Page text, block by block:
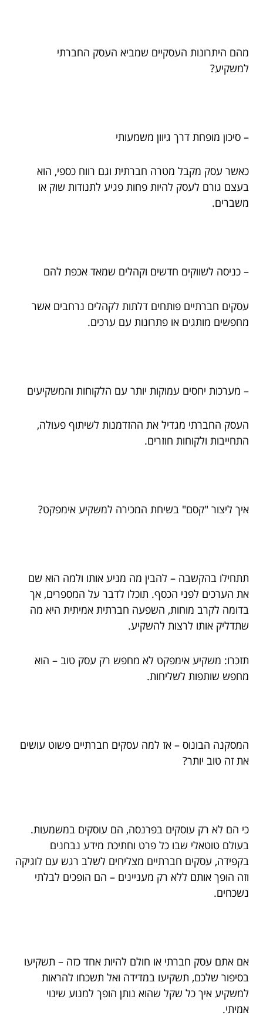
מהם היתרונות העסקיים שמביא העסק החברתי
למשקיע?
– סיכון מופחת דרך גיוון משמעותי
כאשר עסק מקבל מטרה חברתית וגם רווח כספי, הוא
בעצם גורם לעסק להיות פחות פגיע לתנודות שוק או
משברים.
– כניסה לשווקים חדשים וקהלים שמאד אכפת להם
עסקים חברתיים פותחים דלתות לקהלים נרחבים אשר
מחפשים מותגים או פתרונות עם ערכים.
– מערכות יחסים עמוקות יותר עם הלקוחות והמשקיעים
העסק החברתי מגדיל את ההזדמנות לשיתוף פעולה,
התחייבות ולקוחות חוזרים.
איך ליצור "קסם" בשיחת המכירה למשקיע אימפקט?
תתחילו בהקשבה – להבין מה מניע אותו ולמה הוא שם
את הערכים לפני הכסף. תוכלו לדבר על המספרים, אך
בדומה לקרב מוחות, השפעה חברתית אמיתית היא מה
שתדליק אותו לרצות להשקיע.
תזכרו: משקיע אימפקט לא מחפש רק עסק טוב – הוא
מחפש שותפות לשליחות.
המסקנה הבונוס – אז למה עסקים חברתיים פשוט עושים
את זה טוב יותר?
כי הם לא רק עוסקים בפרנסה, הם עוסקים במשמעות.
בעולם טוטאלי שבו כל פרט וחתיכת מידע נבחנים
בקפידה, עסקים חברתיים מצליחים לשלב רגש עם לוגיקה
וזה הופך אותם ללא רק מעניינים – הם הופכים לבלתי
נשכחים.
אם אתם עסק חברתי או חולם להיות אחד כזה – תשקיעו
בסיפור שלכם, תשקיעו במדידה ואל תשכחו להראות
למשקיע איך כל שקל שהוא נותן הופך למנוע שינוי
אמיתי.